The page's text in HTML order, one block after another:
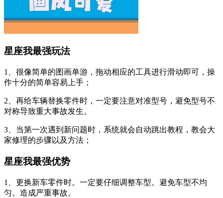
星座我最强玩法
1、很像简单的图画单游，拖动相应的工具进行滑动即可，操
作十分的简单容易上手；
2、再给车辆替换零件时，一定要注意对准型号，避免型号不
对称导致重大事故发生。
3、当第一次遇到新问题时，系统就会自动跳出教程，教会大
家修理的步骤以及方法；
星座我最强优势
1、更换新车零件时。一定要仔细调整车型。避免车型不均
匀。造成严重事故。